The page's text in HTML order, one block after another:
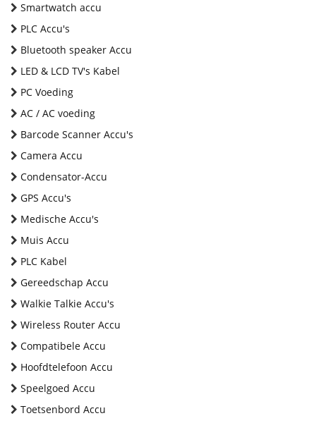
Smartwatch accu
PLC Accu's
Bluetooth speaker Accu
LED & LCD TV's Kabel
PC Voeding
AC / AC voeding
Barcode Scanner Accu's
Camera Accu
Condensator-Accu
GPS Accu's
Medische Accu's
Muis Accu
PLC Kabel
Gereedschap Accu
Walkie Talkie Accu's
Wireless Router Accu
Compatibele Accu
Hoofdtelefoon Accu
Speelgoed Accu
Toetsenbord Accu